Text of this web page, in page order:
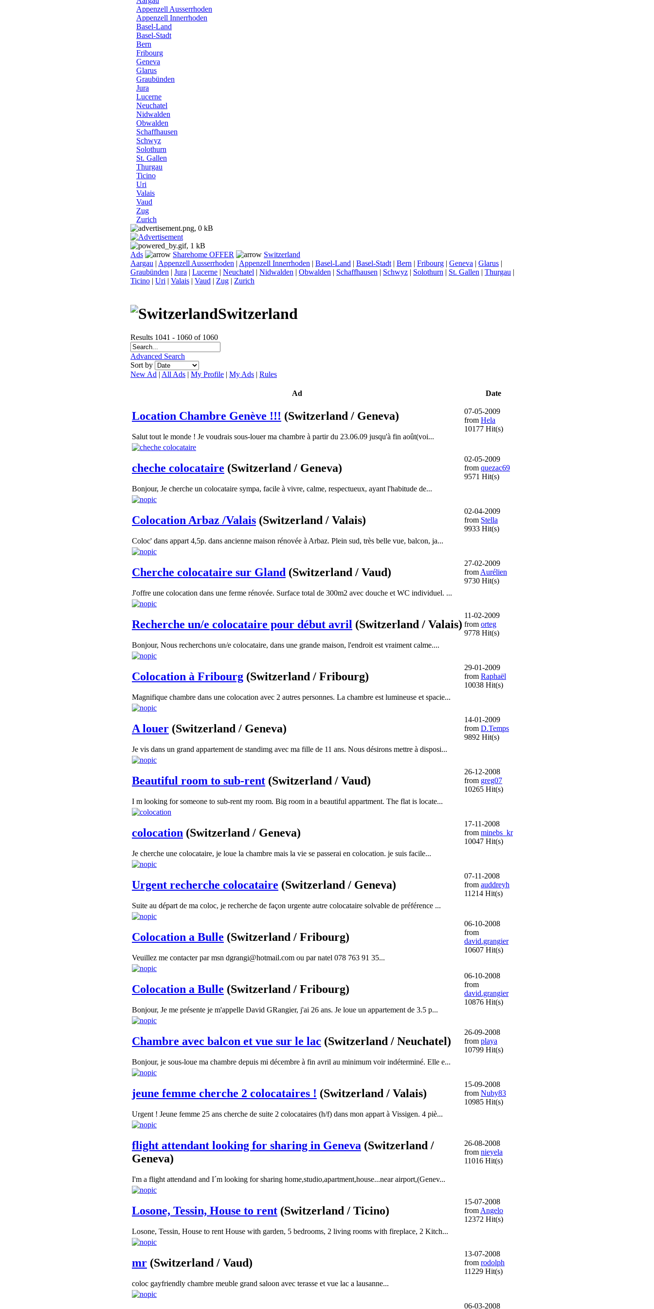
Appenzell Ausserrhoden
Appenzell Innerrhoden
Basel-Land
Basel-Stadt
Bern
Fribourg
Geneva
Glarus
Graubünden
Jura
Lucerne
Neuchatel
Nidwalden
Obwalden
Schaffhausen
Schwyz
Solothurn
St. Gallen
Thurgau
Ticino
Uri
Valais
Vaud
Zug
Zurich
Ads Sharehome OFFER
Switzerland
Aargau | Appenzell Ausserrhoden | Appenzell Innerrhoden | Basel-Land | Basel-Stadt | Bern | Fribourg | Geneva | Glarus |
Graubünden | Jura | Lucerne | Neuchatel | Nidwalden | Obwalden | Schaffhausen | Schwyz | Solothurn | St. Gallen | Thurgau |
Ticino | Uri | Valais | Vaud | Zug | Zurich
Switzerland
Results 1041 - 1060 of 1060
Advanced Search
Sort by
New Ad | All Ads | My Profile | My Ads | Rules
Ad Date
Location Chambre Genève !!! (Switzerland / Geneva)
Salut tout le monde ! Je voudrais sous-louer ma chambre à partir du 23.06.09 jusqu'à fin août(voi...
07-05-2009
from Hela
10177 Hit(s)
cheche colocataire (Switzerland / Geneva)
Bonjour, Je cherche un colocataire sympa, facile à vivre, calme, respectueux, ayant l'habitude de...
02-05-2009
from quezac69
9571 Hit(s)
Colocation Arbaz /Valais (Switzerland / Valais)
Coloc' dans appart 4,5p. dans ancienne maison rénovée à Arbaz. Plein sud, très belle vue, balcon, ja...
02-04-2009
from Stella
9933 Hit(s)
Cherche colocataire sur Gland (Switzerland / Vaud)
J'offre une colocation dans une ferme rénovée. Surface total de 300m2 avec douche et WC individuel. ...
27-02-2009
from Aurélien
9730 Hit(s)
Recherche un/e colocataire pour début avril (Switzerland / Valais)
Bonjour, Nous recherchons un/e colocataire, dans une grande maison, l'endroit est vraiment calme....
11-02-2009
from orteg
9778 Hit(s)
Colocation à Fribourg (Switzerland / Fribourg)
Magnifique chambre dans une colocation avec 2 autres personnes. La chambre est lumineuse et spacie...
29-01-2009
from Raphaël
10038 Hit(s)
A louer (Switzerland / Geneva)
Je vis dans un grand appartement de standimg avec ma fille de 11 ans. Nous désirons mettre à disposi...
14-01-2009
from D.Temps
9892 Hit(s)
Beautiful room to sub-rent (Switzerland / Vaud)
I m looking for someone to sub-rent my room. Big room in a beautiful appartment. The flat is locate...
26-12-2008
from greg07
10265 Hit(s)
colocation (Switzerland / Geneva)
Je cherche une colocataire, je loue la chambre mais la vie se passerai en colocation. je suis facile...
17-11-2008
from minebs_kr
10047 Hit(s)
Urgent recherche colocataire (Switzerland / Geneva)
Suite au départ de ma coloc, je recherche de façon urgente autre colocataire solvable de préférence ...
07-11-2008
from auddreyh
11214 Hit(s)
Colocation a Bulle (Switzerland / Fribourg)
Veuillez me contacter par msn dgrangi@hotmail.com ou par natel 078 763 91 35...
06-10-2008
from
david.grangier
10607 Hit(s)
Colocation a Bulle (Switzerland / Fribourg)
Bonjour, Je me présente je m'appelle David GRangier, j'ai 26 ans. Je loue un appartement de 3.5 p...
06-10-2008
from
david.grangier
10876 Hit(s)
Chambre avec balcon et vue sur le lac (Switzerland / Neuchatel)
Bonjour, je sous-loue ma chambre depuis mi décembre à fin avril au minimum voir indéterminé. Elle e...
26-09-2008
from playa
10799 Hit(s)
jeune femme cherche 2 colocataires ! (Switzerland / Valais)
Urgent ! Jeune femme 25 ans cherche de suite 2 colocataires (h/f) dans mon appart à Vissigen. 4 piè...
15-09-2008
from Nuby83
10985 Hit(s)
flight attendant looking for sharing in Geneva (Switzerland /
Geneva)
I'm a flight attendand and I´m looking for sharing home,studio,apartment,house...near airport,(Genev...
26-08-2008
from nieyela
11016 Hit(s)
Losone, Tessin, House to rent (Switzerland / Ticino)
Losone, Tessin, House to rent House with garden, 5 bedrooms, 2 living rooms with fireplace, 2 Kitch...
15-07-2008
from Angelo
12372 Hit(s)
mr (Switzerland / Vaud)
coloc gayfriendly chambre meuble grand saloon avec terasse et vue lac a lausanne...
13-07-2008
from rodolph
11229 Hit(s)
06-03-2008